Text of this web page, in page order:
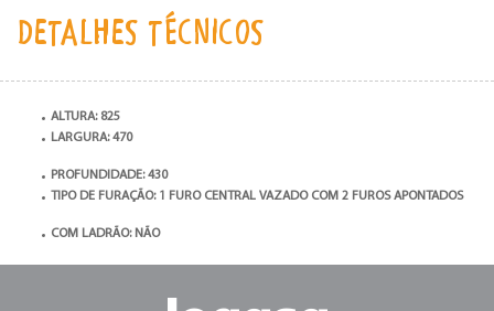
DETALHES TÉCNICOS
ALTURA: 825
LARGURA: 470
PROFUNDIDADE: 430
TIPO DE FURAÇÃO: 1 FURO CENTRAL VAZADO COM 2 FUROS APONTADOS
COM LADRÃO: NÃO